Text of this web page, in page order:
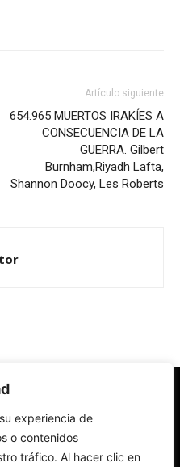
experiencia de
o contenidos
tráfico. Al hacer clic en
Artículo siguiente
654.965 MUERTOS IRAKÍES A
CONSECUENCIA DE LA
GUERRA. Gilbert
Burnham,Riyadh Lafta,
Shannon Doocy, Les Roberts
católica y la sociedad